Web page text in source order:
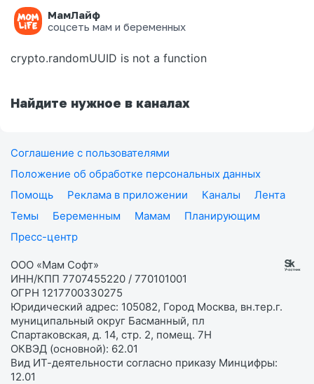
МамЛайф
соцсеть мам и беременных
Ошибка на странице
crypto.randomUUID is not a function
Найдите нужное в каналах
Соглашение с пользователями
Положение об обработке персональных данных
Помощь
Реклама в приложении Каналы
Лента
Темы
Беременным Мамам
Планирующим
Пресс-центр
ООО «Мам Софт»
ИНН/КПП 7707455220 / 770101001
ОГРН 1217700330275
Юридический адрес: 105082, Город Москва, вн.тер.г.
муниципальный округ Басманный, пл
Спартаковская, д. 14, стр. 2, помещ. 7Н
ОКВЭД (основной): 62.01
Вид ИТ-деятельности согласно приказу Минцифры:
12.01